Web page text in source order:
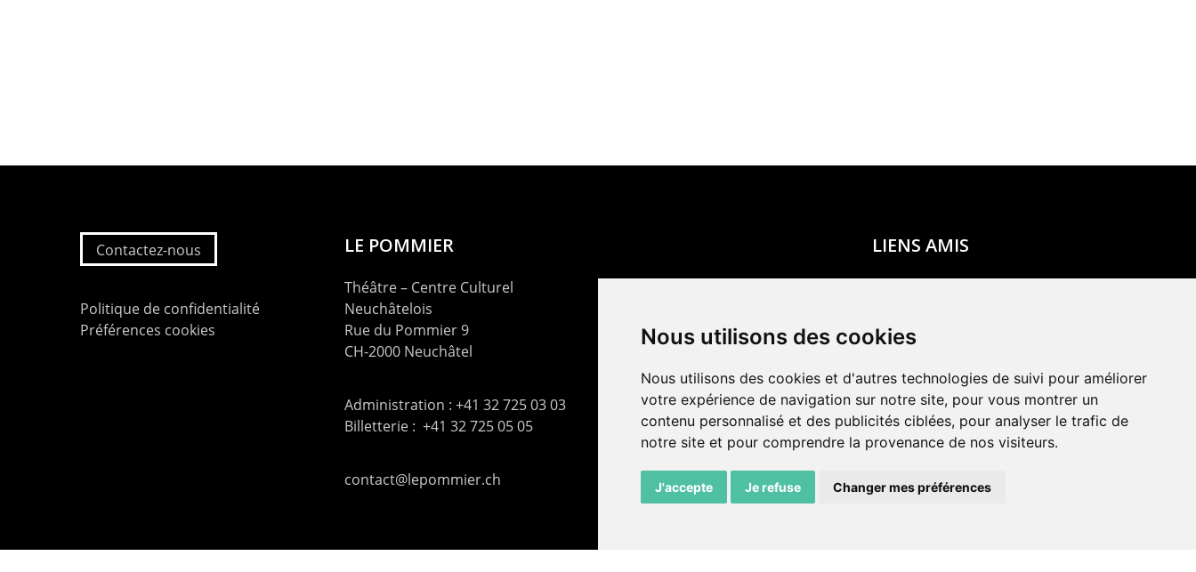
Nous utilisons des cookies
Nous utilisons des cookies et d'autres technologies de suivi pour améliorer
votre expérience de navigation sur notre site, pour vous montrer un
contenu personnalisé et des publicités ciblées, pour analyser le trafic de
notre site et pour comprendre la provenance de nos visiteurs.
J'accepte Je refuse Changer mes préférences
Contactez-nous
Politique de confidentialité
Préférences cookies
LE POMMIER
Théâtre – Centre Culturel
Neuchâtelois
Rue du Pommier 9
CH-2000 Neuchâtel
Administration : +41 32 725 03 03
Billetterie : +41 32 725 05 05
contact@lepommier.ch
LIENS AMIS